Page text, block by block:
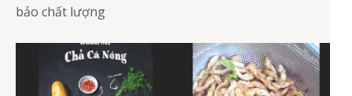
bảo chất lượng